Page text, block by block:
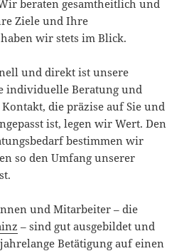
beraten gesamtheitlich und
Ziele und Ihre
wir stets im Blick.
und direkt ist unsere
individuelle Beratung und
die präzise auf Sie und
ist, legen wir Wert. Den
bestimmen wir
so den Umfang unserer
und Mitarbeiter – die
– sind gut ausgebildet und
Betätigung auf einen